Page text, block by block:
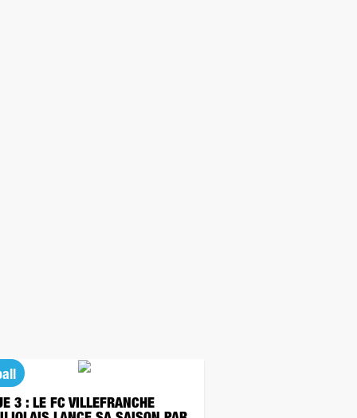
3 : LE FC VILLEFRANCHE